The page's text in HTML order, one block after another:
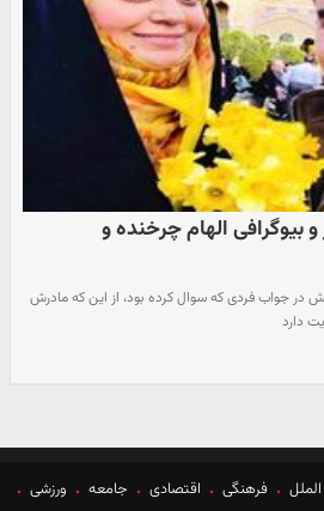
بیوگرافی الهام چرخنده و
در جواب فردی که سوال کرده بود، از این که مادرش
دارد
فرهنگی اقتصادی جامعه
ورزشی